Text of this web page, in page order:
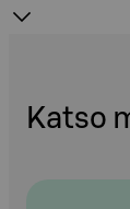
Katso